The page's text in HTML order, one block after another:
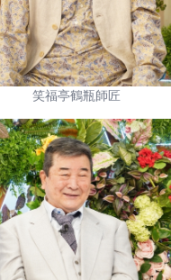
笑福亭鶴瓶師匠